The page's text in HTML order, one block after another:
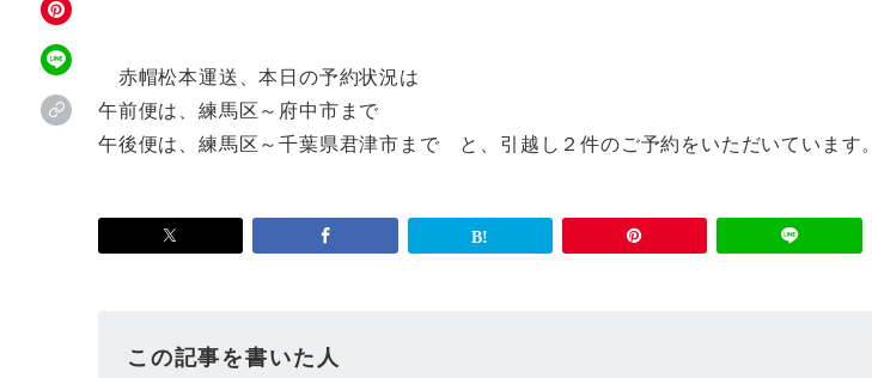
赤帽松本運送、本日の予約状況は
午前便は、練馬区～府中市まで
午後便は、練馬区～千葉県君津市まで と、引越し２件のご予約をいただいています。
この記事を書いた人